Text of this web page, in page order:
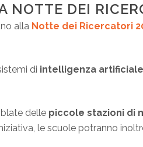
NOTTE DEI
alla Notte dei Ricercatori
di intelligenza artificiale
delle piccole stazioni di
le scuole potranno